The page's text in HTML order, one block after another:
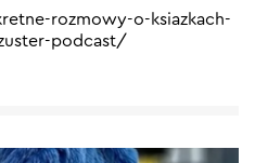
rozmowy-o-ksiazkach-
podcast/